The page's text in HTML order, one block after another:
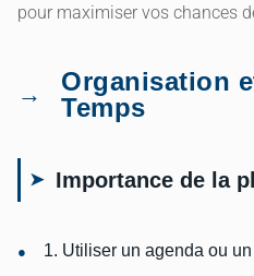
pour maximiser vos chances
Organisation
Temps
Importance de la
1. Utiliser un agenda ou